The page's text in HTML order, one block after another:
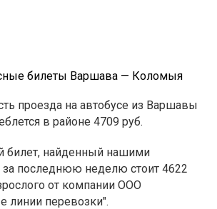
билеты Варшава — Коломыя
проезда на автобусе из Варшавы
в районе 4709 руб.
найденный нашими
за последнюю неделю стоит 4622
от компании ООО
линии перевозки".